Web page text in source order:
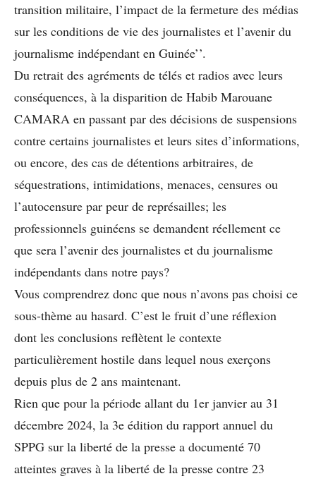
transition militaire, l’impact de la fermeture des médias
sur les conditions de vie des journalistes et l’avenir du
journalisme indépendant en Guinée’’.
Du retrait des agréments de télés et radios avec leurs
conséquences, à la disparition de Habib Marouane
CAMARA en passant par des décisions de suspensions
contre certains journalistes et leurs sites d’informations,
ou encore, des cas de détentions arbitraires, de
séquestrations, intimidations, menaces, censures ou
l’autocensure par peur de représailles; les
professionnels guinéens se demandent réellement ce
que sera l’avenir des journalistes et du journalisme
indépendants dans notre pays?
Vous comprendrez donc que nous n’avons pas choisi ce
sous-thème au hasard. C’est le fruit d’une réflexion
dont les conclusions reflètent le contexte
particulièrement hostile dans lequel nous exerçons
depuis plus de 2 ans maintenant.
Rien que pour la période allant du 1er janvier au 31
décembre 2024, la 3e édition du rapport annuel du
SPPG sur la liberté de la presse a documenté 70
atteintes graves à la liberté de la presse contre 23